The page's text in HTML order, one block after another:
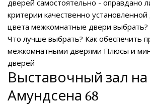
дверей самостоятельно - оправдано
критерии качественно
цвета межкомнатные двери выбрать?
Что лучше выбрать? Как обеспечить
межкомнатными дверями Плюсы и
дверей
Выставочный зал на
Амундсена 68